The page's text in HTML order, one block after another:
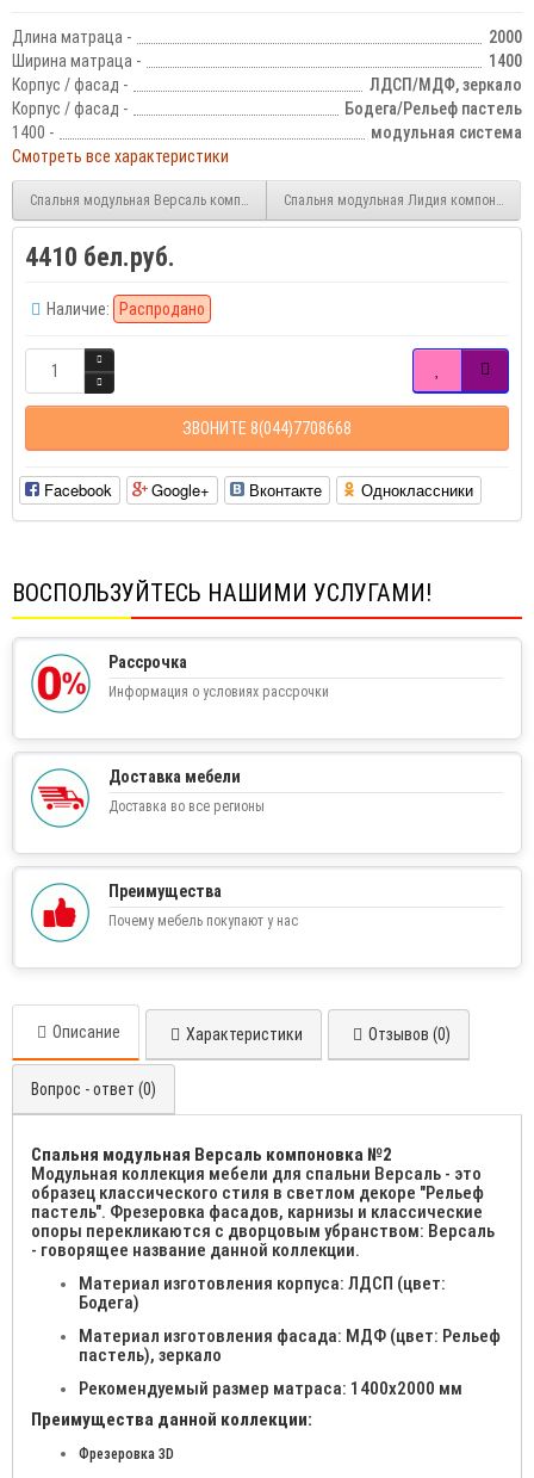
Длина матраца -
2000
Ширина матраца -
1400
Корпус / фасад -
ЛДСП/МДФ, зеркало
Корпус / фасад -
Бодега/Рельеф пастель
1400 -
модульная система
Смотреть все характеристики
Спальня модульная Версаль компоновка №1Спальня модульная Лидия компоновка
4410 бел.руб.
Наличие: Распродано
ЗВОНИТЕ 8(044)7708668
Facebook Google+ Вконтакте Одноклассники
ВОСПОЛЬЗУЙТЕСЬ НАШИМИ УСЛУГАМИ!
Рассрочка
Информация о условиях рассрочки
Доставка мебели
Доставка во все регионы
Преимущества
Почему мебель покупают у нас
Описание Характеристики Отзывов (0)
Вопрос - ответ (0)
Спальня модульная Версаль компоновка №2
Модульная коллекция мебели для спальни Версаль - это
образец классического стиля в светлом декоре "Рельеф
пастель". Фрезеровка фасадов, карнизы и классические
опоры перекликаются с дворцовым убранством: Версаль
- говорящее название данной коллекции.
Материал изготовления корпуса: ЛДСП (цвет:
Бодега)
Материал изготовления фасада: МДФ (цвет: Рельеф
пастель), зеркало
Рекомендуемый размер матраса: 1400х2000 мм
Преимущества данной коллекции:
Фрезеровка 3D